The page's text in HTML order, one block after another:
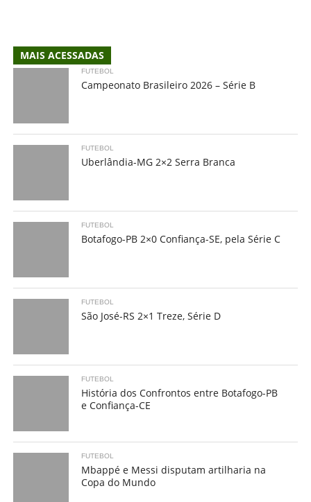
MAIS ACESSADAS
FUTEBOL
Campeonato Brasileiro 2026 – Série B
FUTEBOL
Uberlândia-MG 2×2 Serra Branca
FUTEBOL
Botafogo-PB 2×0 Confiança-SE, pela Série C
FUTEBOL
São José-RS 2×1 Treze, Série D
FUTEBOL
História dos Confrontos entre Botafogo-PB
e Confiança-CE
FUTEBOL
Mbappé e Messi disputam artilharia na
Copa do Mundo